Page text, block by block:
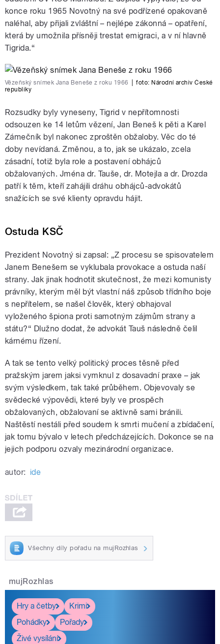
konce roku 1965 Novotný na své podřízené opakovaně
naléhal, aby přijali zvláštní – nejlépe zákonná – opatření,
která by umožnila přísněji trestat emigraci, a v ní hlavně
Tigrida.“
Vězeňský snímek Jana Beneše z roku 1966 foto: Národní archiv České
republiky
Rozsudky byly vyneseny, Tigrid v nepřítomnosti
odsouzen ke 14 letům vězení, Jan Beneš k pěti a Karel
Zámečník byl nakonec zproštěn obžaloby. Věc do té
doby nevídaná. Změnou, a to, jak se ukázalo, zcela
zásadní, totiž byla role a postavení obhájců
obžalovaných. Jména dr. Tauše, dr. Motejla a dr. Drozda
patří k těm, kteří zahájili dráhu obhájců-advokátů
snažících se své klienty opravdu hájit.
Ostuda KSČ
Prezident Novotný si zapsal: „Z procesu se spisovatelem
Janem Benešem se vyklubala provokace a ostuda naší
strany. Jak jinak hodnotit skutečnost, že mezi komunisty
právníky, kterým měl být vlastní náš způsob třídního boje
s nepřítelem, se našel člověk, který obhajoval
vyloženého špiona proti samotným zájmům strany a
státu?“ Dlužno dodat, že advokát Tauš následně čelil
kárnému řízení.
A tak se tento velký politický proces těsně před
pražským jarem jaksi vymknul z dosavadní praxe – jak
svým výsledkem, tak také průběhem. Objevovaly se
svědecké výpovědi, které byly ve prospěch
obžalovaných, obžalovaní se aktivně sami bránili.
Naštěstí nestáli před soudem k smrti mučení a zbídačení,
jak tomu bývalo v letech předcházejících. Dokonce se na
jejich podporu ozvaly mezinárodní organizace.
autor: ide
Všechny díly pořadu na mujRozhlas
mujRozhlas
Hry a četby
Krimi
Pohádky
Pořady
Živé vysílání